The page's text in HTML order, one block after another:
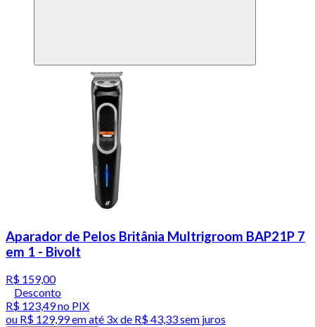
Aparador de Pelos Britânia Multrigroom BAP21P 7
em 1 - Bivolt
R$ 159,00
Desconto
R$ 123,49no PIX
ou R$ 129,99em até 3x de R$ 43,33 sem juros